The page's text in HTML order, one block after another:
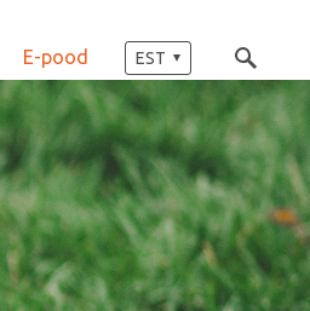
E-pood EST